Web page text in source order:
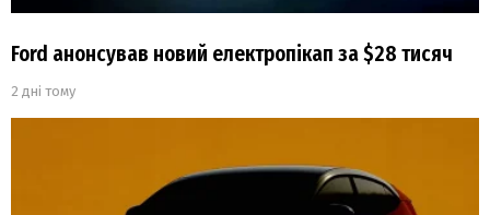
Ford анонсував новий електропікап за $28 тисяч
2 дні тому